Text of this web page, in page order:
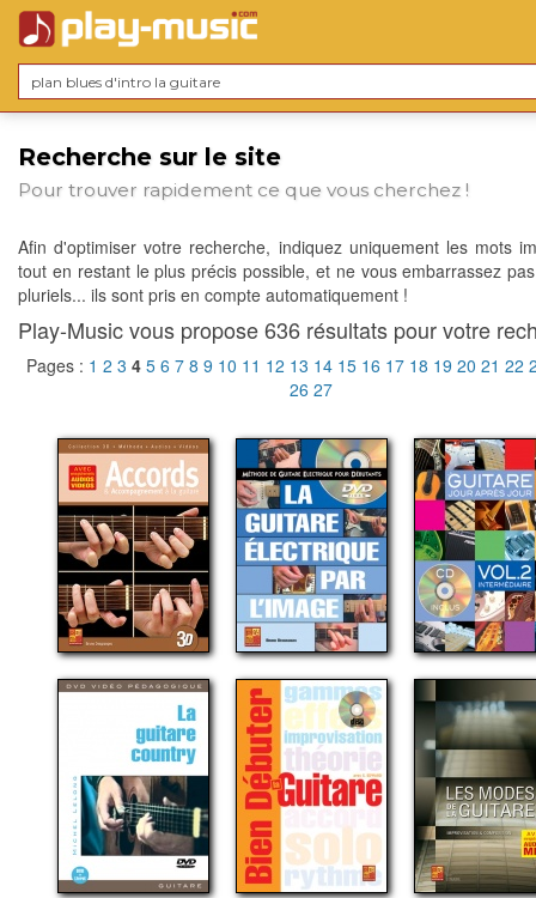
Recherche sur le site
Pour trouver rapidement ce que vous cherchez !
Afin d'optimiser votre recherche, indiquez uniquement les mots
tout en restant le plus précis possible, et ne vous embarrassez
pluriels... ils sont pris en compte automatiquement !
Play-Music vous propose 636 résultats pour votre
Pages : 1 2 3 4 5 6 7 8 9 10 11 12 13 14 15 16 17 18 19 20 21 22
26 27